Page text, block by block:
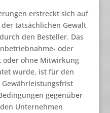
erstreckt sich auf
tatsächlichen Gewalt
den Besteller. Das
oder
oder ohne Mitwirkung
wurde, ist für den
gegenüber
Unternehmen